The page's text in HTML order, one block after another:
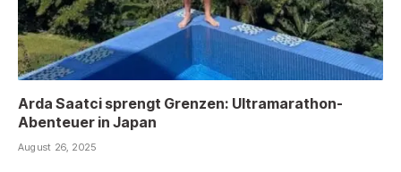
Arda Saatci sprengt Grenzen: Ultramarathon-
Abenteuer in Japan
August 26, 2025